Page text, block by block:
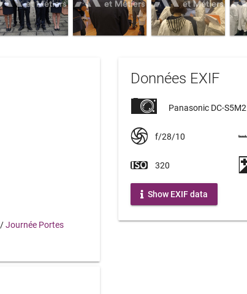
/Journée Portes
Données EXIF
Panasonic DC-S5M2
f/28/10
320
Show EXIF data